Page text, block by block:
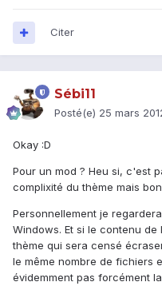
Citer
Sébi11
Posté(e) 25 mars
Okay :D
Pour un mod ? Heu si, c'est
complixité du thème mais
Personnellement je
Windows. Et si le contenu
thème qui sera censé
le même nombre de fichiers
évidemment pas forcément